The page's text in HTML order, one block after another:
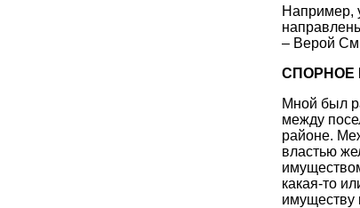
Например,
– Верой
СПОРНОЕ
Мной был
между
районе.
властью
какая-то
имуществу